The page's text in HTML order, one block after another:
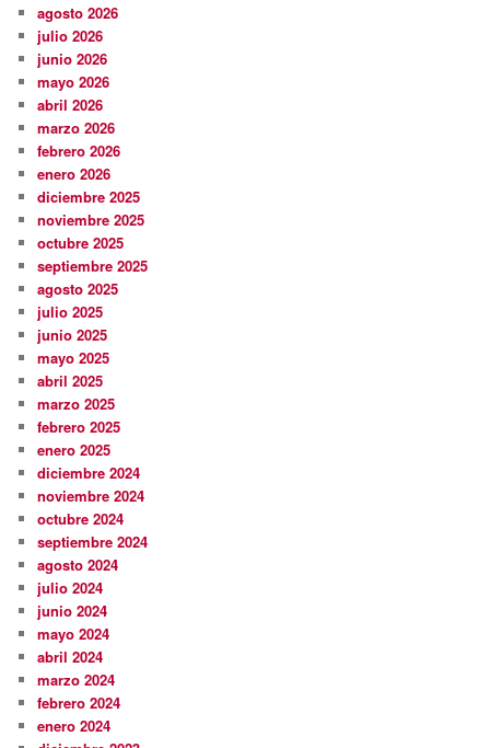
agosto 2026
julio 2026
junio 2026
mayo 2026
abril 2026
marzo 2026
febrero 2026
enero 2026
diciembre 2025
noviembre 2025
octubre 2025
septiembre 2025
agosto 2025
julio 2025
junio 2025
mayo 2025
abril 2025
marzo 2025
febrero 2025
enero 2025
diciembre 2024
noviembre 2024
octubre 2024
septiembre 2024
agosto 2024
julio 2024
junio 2024
mayo 2024
abril 2024
marzo 2024
febrero 2024
enero 2024